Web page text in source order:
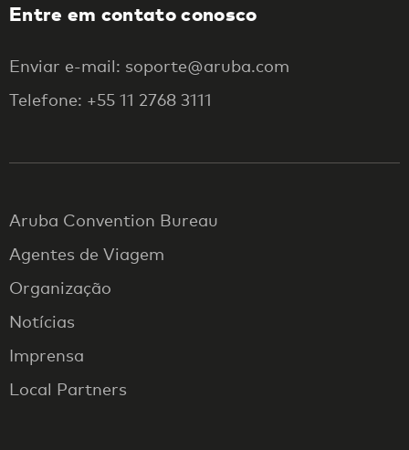
Entre em contato conosco
Enviar e-mail: soporte@aruba.com
Telefone: +55 11 2768 3111
Aruba Convention Bureau
Agentes de Viagem
Organização
Notícias
Imprensa
Local Partners